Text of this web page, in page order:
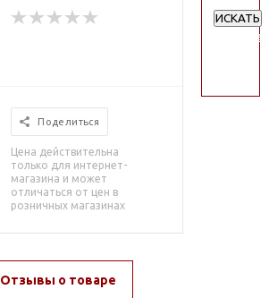
Поделиться
Цена действительна
только для интернет-
магазина и может
отличаться от цен в
розничных магазинах
Отзывы о товаре
ИСКАТЬ